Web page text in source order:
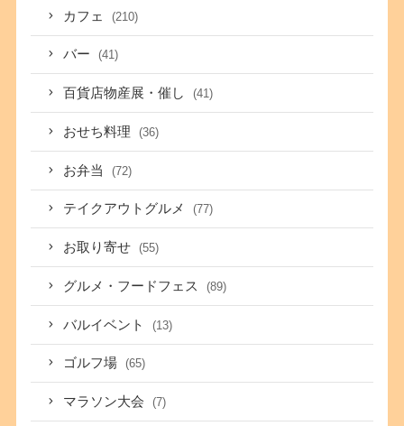
カフェ (210)
バー (41)
百貨店物産展・催し (41)
おせち料理 (36)
お弁当 (72)
テイクアウトグルメ (77)
お取り寄せ (55)
グルメ・フードフェス (89)
バルイベント (13)
ゴルフ場 (65)
マラソン大会 (7)